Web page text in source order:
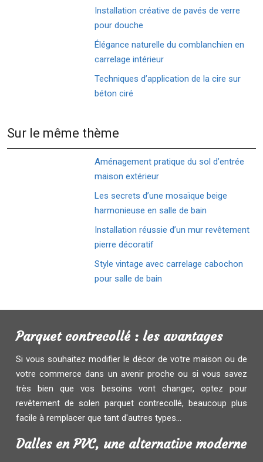
Installation créative de pavés de verre
pour douche
Élégance naturelle du comblanchien en
carrelage intérieur
Techniques d’application de la cire sur
béton ciré
Sur le même thème
Aménagement pratique du sol d’entrée
maison extérieur
Les secrets d’une mosaïque beige
harmonieuse en salle de bain
Installation réussie d’un mur revêtement
pierre décoratif
Style vintage avec carrelage cabochon
pour salle de bain
Parquet contrecollé : les avantages
Si vous souhaitez modifier le décor de votre maison ou de
votre commerce dans un avenir proche ou si vous savez
très bien que vos besoins vont changer, optez pour
revêtement de solen parquet contrecollé, beaucoup plus
facile à remplacer que tant d'autres types...
Dalles en PVC, une alternative moderne